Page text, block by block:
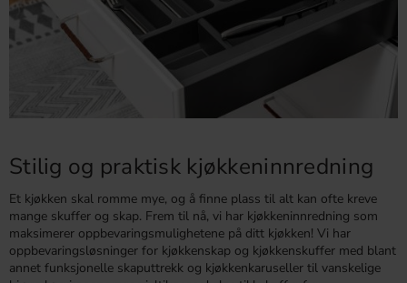
Stilig og praktisk kjøkkeninnredning
Et kjøkken skal romme mye, og å finne plass til alt kan ofte kreve
mange skuffer og skap. Frem til nå, vi har kjøkkeninnredning som
maksimerer oppbevaringsmulighetene på ditt kjøkken! Vi har
oppbevaringsløsninger for kjøkkenskap og kjøkkenskuffer med blant
annet funksjonelle skaputtrekk og kjøkkenkaruseller til vanskelige